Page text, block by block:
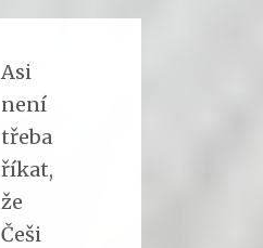
Asi
není
třeba
říkat,
že
Češi